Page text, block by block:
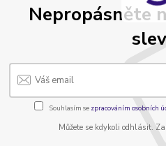
Nepropásněte
Souhlasím se zpracováním osobních
Můžete se kdykoli odhlásit.